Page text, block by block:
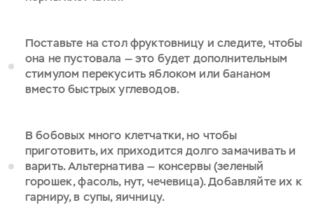
Поставьте на стол фруктовницу и следите, чтобы
она не пустовала — это будет дополнительным
стимулом перекусить яблоком или бананом
вместо быстрых углеводов.
В бобовых много клетчатки, но чтобы
приготовить, их приходится долго замачивать и
варить. Альтернатива — консервы (зеленый
горошек, фасоль, нут, чечевица). Добавляйте их к
гарниру, в супы, яичницу.